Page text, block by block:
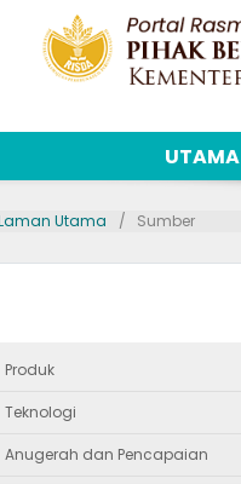
UTAMA
Utama Sumber
Produk
Teknologi
Anugerah dan Pencapaian